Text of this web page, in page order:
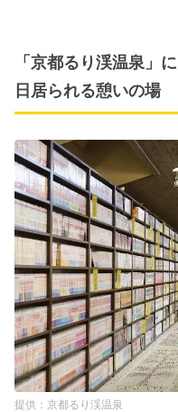
「京都るり渓温泉」
日居られる憩いの場
京都るり渓温泉